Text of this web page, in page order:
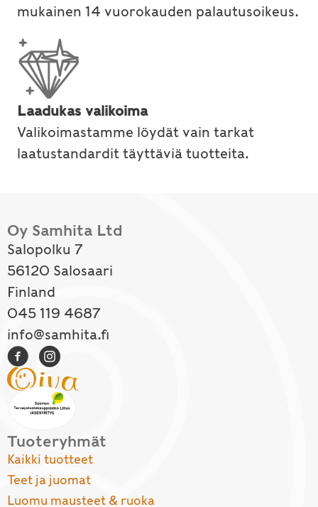
mukainen 14 vuorokauden palautusoikeus.
Laadukas valikoima
Valikoimastamme löydät vain tarkat
laatustandardit täyttäviä tuotteita.
Oy Samhita Ltd
Salopolku 7
56120 Salosaari
Finland
045 119 4687
info@samhita.fi
Tuoteryhmät
Kaikki tuotteet
Teet ja juomat
Luomu mausteet & ruoka